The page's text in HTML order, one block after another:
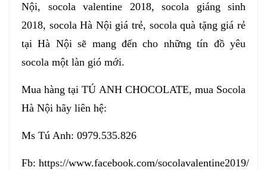
Nội, socola valentine 2018, socola giáng sinh
2018, socola Hà Nội giá trẻ, socola quà tặng giá rẻ
tại Hà Nội sẽ mang đến cho những tín đồ yêu
socola một làn gió mới.
Mua hàng tại TÚ ANH CHOCOLATE, mua Socola
Hà Nội hãy liên hệ:
Ms Tú Anh: 0979.535.826
Fb: https://www.facebook.com/socolavalentine2019/